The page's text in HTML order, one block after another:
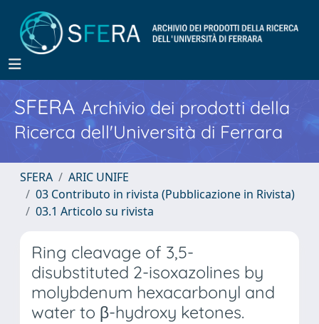
SFERA Archivio dei prodotti della
Ricerca dell'Università di Ferrara
SFERA
ARIC UNIFE
03 Contributo in rivista (Pubblicazione in Rivista)
03.1 Articolo su rivista
Ring cleavage of 3,5-
disubstituted 2-isoxazolines by
molybdenum hexacarbonyl and
water to β-hydroxy ketones.